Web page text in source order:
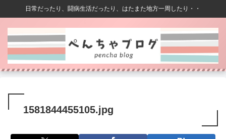
日常だったり、闘病生活だったり、はたまた地方一周したり・・
1581844455105.jpg